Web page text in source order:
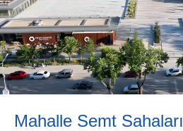
Mahalle Semt Sahaları